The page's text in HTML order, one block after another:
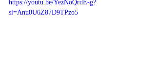
https://youtu.be/YezNoQrdE-g?
si=Anu0U6Z87D9TPzo5